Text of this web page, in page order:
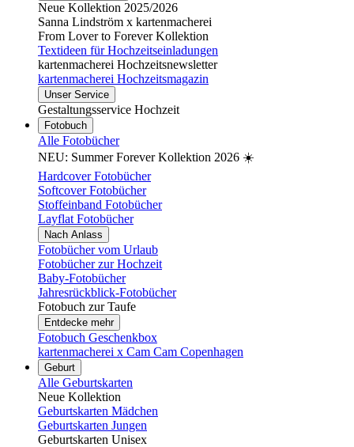
Neue Kollektion 2025/2026
Sanna Lindström x kartenmacherei
From Lover to Forever Kollektion
Textideen für Hochzeitseinladungen
kartenmacherei Hochzeitsnewsletter
kartenmacherei Hochzeitsmagazin
Unser Service
Gestaltungsservice Hochzeit
Fotobuch
Alle Fotobücher
NEU: Summer Forever Kollektion 2026 ☀️
Hardcover Fotobücher
Softcover Fotobücher
Stoffeinband Fotobücher
Layflat Fotobücher
Nach Anlass
Fotobücher vom Urlaub
Fotobücher zur Hochzeit
Baby-Fotobücher
Jahresrückblick-Fotobücher
Fotobuch zur Taufe
Entdecke mehr
Fotobuch Geschenkbox
kartenmacherei x Cam Cam Copenhagen
Geburt
Alle Geburtskarten
Neue Kollektion
Geburtskarten Mädchen
Geburtskarten Jungen
Geburtskarten Unisex